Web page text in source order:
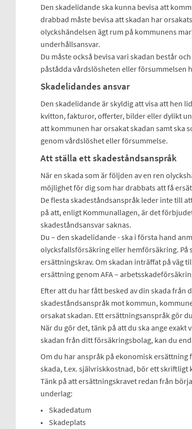
Den skadelidande ska kunna bevisa att
drabbad måste bevisa att skadan har
olyckshändelsen ägt rum på kommunens
underhållsansvar.
Du måste också bevisa vari skadan består
påstådda vårdslösheten eller försummelsen
Skadelidandes ansvar
Den skadelidande är skyldig att visa att hen
kvitton, fakturor, offerter, bilder eller dylikt
att kommunen har orsakat skadan samt ska
genom vårdslöshet eller försummelse.
Att ställa ett skadeståndsanspråk
När en skada som är följden av en ren
möjlighet för dig som har drabbats att få
De flesta skadeståndsanspråk leder inte till
på att, enligt Kommunallagen, är det
skadeståndsansvar saknas.
Du – den skadelidande - ska i första hand
olycksfallsförsäkring eller hemförsäkring. På
ersättningskrav. Om skadan inträffat på väg
ersättning genom AFA –
Efter att du har fått besked av din skada
skadeståndsanspråk mot kommun,
orsakat skadan. Ett ersättningsanspråk gör
När du gör det, tänk på att du ska ange
skadan från ditt försäkringsbolag, kan du
Om du har anspråk på ekonomisk
skada, t.ex. självriskkostnad, bör ett skriftligt
Tänk på att ersättningskravet redan från
underlag:
• Skadedatum
• Skadeplats